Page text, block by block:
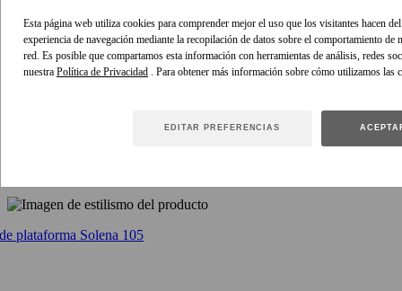
Esta página web utiliza cookies para comprender mejor el uso que los visitantes hacen
experiencia de navegación mediante la recopilación de datos sobre el comportamiento
red. Es posible que compartamos esta información con herramientas de análisis, redes
nuestra Política de Privacidad . Para obtener más información sobre cómo utilizamos las
EDITAR PREFERENCIAS